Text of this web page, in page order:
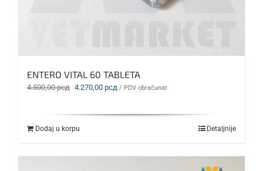
ENTERO VITAL 60 TABLETA
4.500,00рсд Originalna
4.500,00 рсд.
4.270,00 рсд Trenutna
/ PDV obračunat
Dodaj u korpu Detaljnije